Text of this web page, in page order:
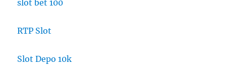
slot bet 100
RTP Slot
Slot Depo 10k